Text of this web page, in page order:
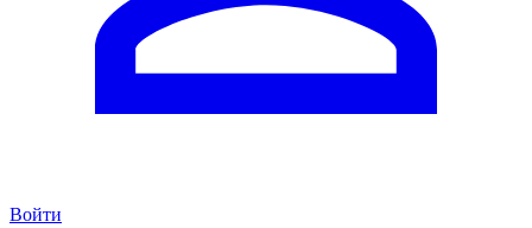
Войти